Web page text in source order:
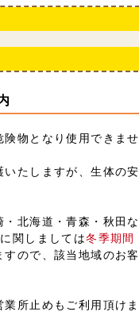
物となり使用できませ
たしますが、生体の安
北海道・青森・秋田な
関しましては冬季期間
ので、該当地域のお客
所止めもご利用頂けま